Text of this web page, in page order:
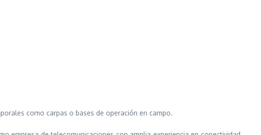
como carpas o bases de operación en campo.